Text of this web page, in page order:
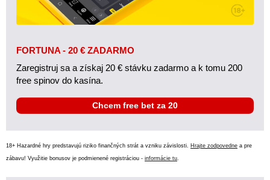
FORTUNA - 20 € ZADARMO
Zaregistruj sa a získaj 20 € stávku zadarmo a k tomu 200
free spinov do kasína.
Chcem free bet za 20
18+ Hazardné hry predstavujú riziko finančných strát a vzniku závislosti. Hrajte zodpovedne a pre
zábavu! Využitie bonusov je podmienené registráciou - informácie tu